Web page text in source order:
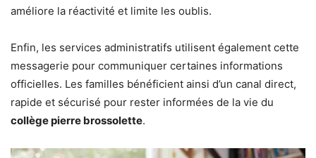
améliore la réactivité et limite les oublis.
Enfin, les services administratifs utilisent également cette
messagerie pour communiquer certaines informations
officielles. Les familles bénéficient ainsi d’un canal direct,
rapide et sécurisé pour rester informées de la vie du
collège pierre brossolette.